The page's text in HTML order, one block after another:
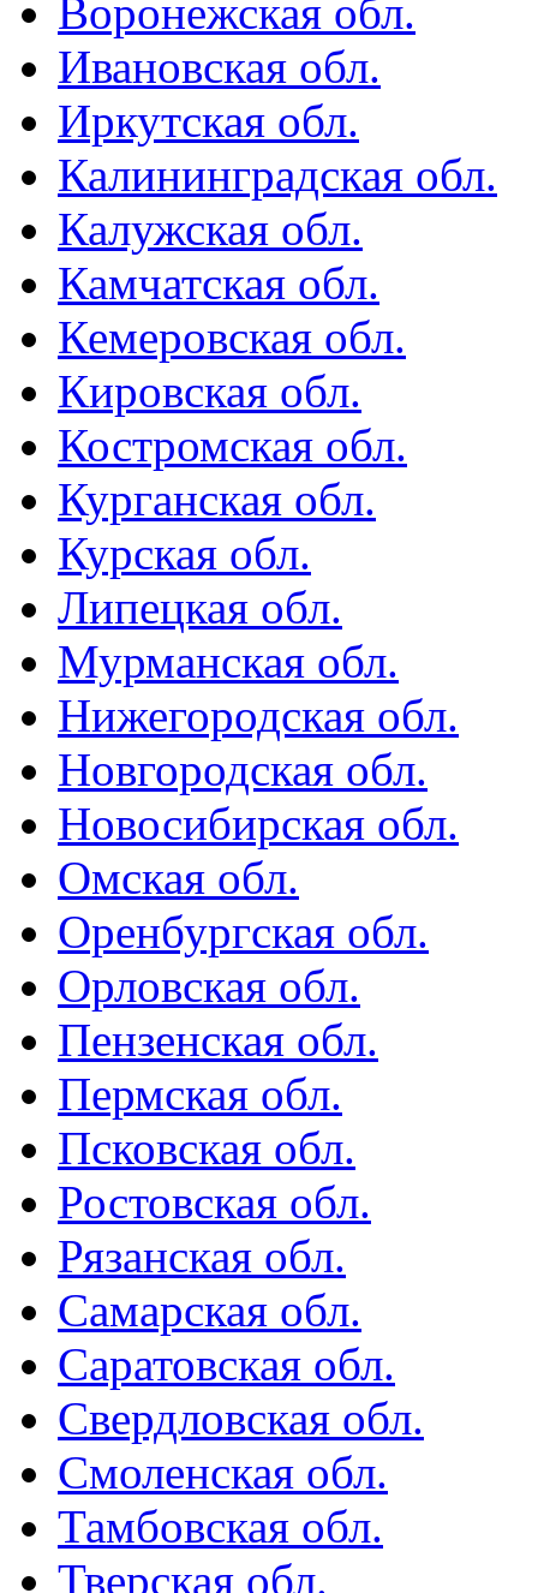
Воронежская обл.
Ивановская обл.
Иркутская обл.
Калининградская обл.
Калужская обл.
Камчатская обл.
Кемеровская обл.
Кировская обл.
Костромская обл.
Курганская обл.
Курская обл.
Липецкая обл.
Мурманская обл.
Нижегородская обл.
Новгородская обл.
Новосибирская обл.
Омская обл.
Оренбургская обл.
Орловская обл.
Пензенская обл.
Пермская обл.
Псковская обл.
Ростовская обл.
Рязанская обл.
Самарская обл.
Саратовская обл.
Свердловская обл.
Смоленская обл.
Тамбовская обл.
Тверская обл.